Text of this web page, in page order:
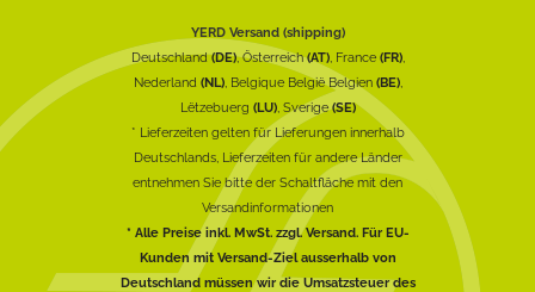
YERD Versand (shipping)
Deutschland(DE), Österreich(AT), France (FR),
Nederland (NL), Belgique België Belgien (BE),
Lëtzebuerg (LU), Sverige(SE)
* Lieferzeiten gelten für Lieferungen innerhalb
Deutschlands, Lieferzeiten für andere Länder
entnehmen Sie bitte der Schaltfläche mit den
Versandinformationen
* Alle Preise inkl. MwSt. zzgl. Versand. Für EU-
Kunden mit Versand-Ziel ausserhalb von
Deutschland müssen wir die Umsatzsteuer des